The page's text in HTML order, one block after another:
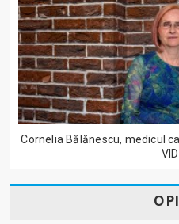
Cornelia Bălănescu, medicul